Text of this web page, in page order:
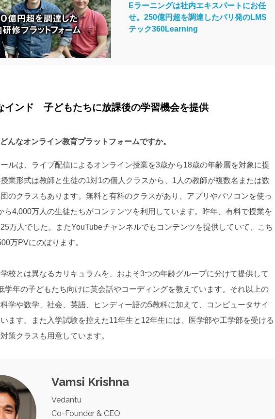
Eラーニングは社内エキスパートにお任
せ。250億円超を調達したパリ発のLMS
テック360Learning
インド 子どもたちに放課後の学習機会を提供
なオンライン教育プラットフォームですか。
ルは、ライブ配信によるオンライン授業を3歳から18歳の年齢層を対象に提
業形式は教師と生徒の1対1の個人クラスから、1人の教師が複数名または数
のクラスもあります。無料と有料のクラスがあり、アプリやパソコンを使っ
ら4,000万人の生徒たちがコンテンツを利用しています。昨年、有料で授業を
万人でした。またYouTubeチャンネルでもコンテンツを提供していて、こち
万PVにのぼります。
校とは異なるカリキュラムを、およそ3つの年齢グループに分けて提供して
学年の子どもたち向けに英会話やコーディングを教えています。それ以上の
学や数学、社会、英語、ヒンディー語の5教科に加えて、コンピュータサイ
ます。また入学試験を控えた11年生と12年生には、医学部や工学部を受ける
策クラスも用意しています。
Vamsi Krishna
Vedantu
Co-Founder & CEO